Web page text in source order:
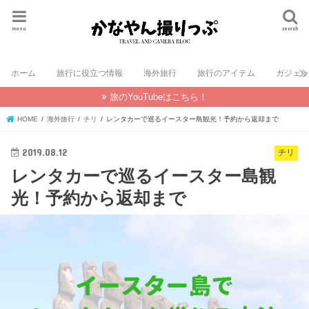
search
menu
ホーム 旅行に役立つ情報 海外旅行 旅行のアイテム ガジェ
旅のYouTubeはこちら！
HOME 海外旅行 チリ レンタカーで巡るイースター島観光！予約から返却まで
チリ
2019.08.12
レンタカーで巡るイースター島観
光！予約から返却まで